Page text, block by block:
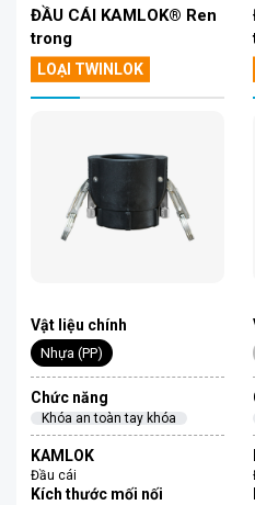
ĐẦU CÁI KAMLOK® Ren
trong
LOẠI TWINLOK
Vật liệu chính
Nhựa (PP)
Chức năng
Khóa an toàn tay khóa
KAMLOK
Đầu cái
Kích thước mối nối